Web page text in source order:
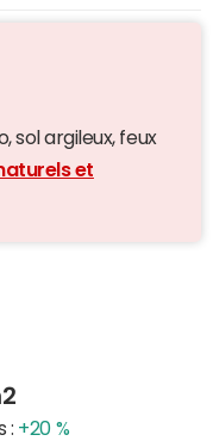
sol argileux, feux
et
: +20 %